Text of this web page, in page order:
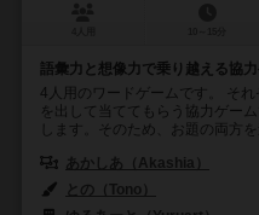
語彙力と想像力で乗り越える協力
4人用のワードゲームです。 そ
を出して当ててもらう協力ゲー
します。そのため、お題の両方
あかしあ（Akashia）
との（Tono）